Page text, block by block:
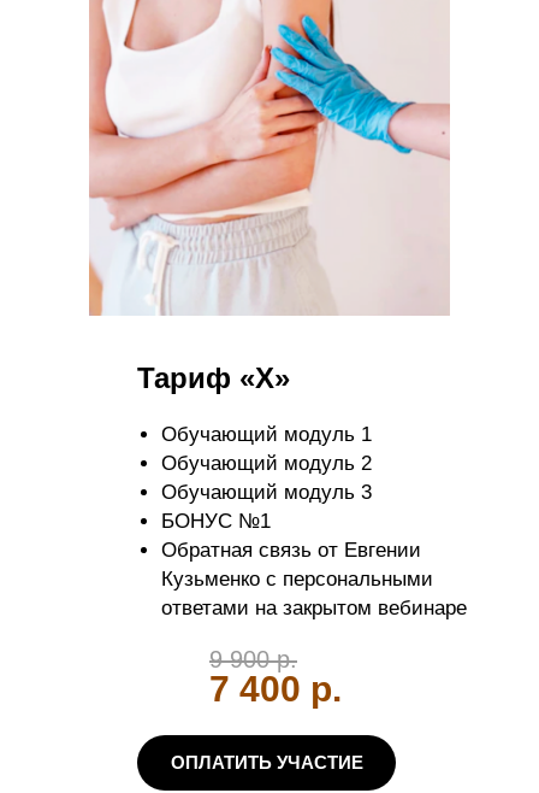
Тариф «X»
Обучающий модуль 1
Обучающий модуль 2
Обучающий модуль 3
БОНУС №1
Обратная связь от Евгении
Кузьменко с персональными
ответами на закрытом вебинаре
ОПЛАТИТЬ УЧАСТИЕ
9 900 р.
7 400 р.